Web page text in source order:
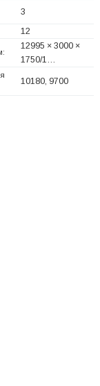
3
12
12995 × 3000 ×
1750/1…
10180, 9700